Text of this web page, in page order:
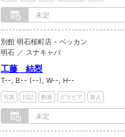
未定
別館 明石桜町店 - ベッカン
明石 ／ スナキャバ
工藤 結梨
T--, B-- (--), W--, H--
写真 日記 動画 グラビア 新人
未定